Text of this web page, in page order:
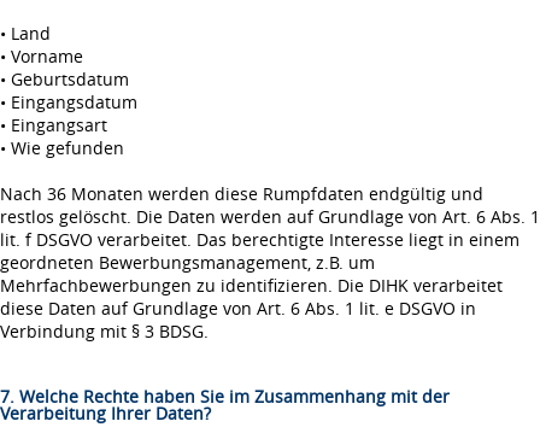
• Land
• Vorname
• Geburtsdatum
• Eingangsdatum
• Eingangsart
• Wie gefunden
Nach 36 Monaten werden diese Rumpfdaten endgültig und
restlos gelöscht. Die Daten werden auf Grundlage von Art. 6 Abs. 1
lit. f DSGVO verarbeitet. Das berechtigte Interesse liegt in einem
geordneten Bewerbungsmanagement, z.B. um
Mehrfachbewerbungen zu identifizieren. Die DIHK verarbeitet
diese Daten auf Grundlage von Art. 6 Abs. 1 lit. e DSGVO in
Verbindung mit § 3 BDSG.
7. Welche Rechte haben Sie im Zusammenhang mit der
Verarbeitung Ihrer Daten?